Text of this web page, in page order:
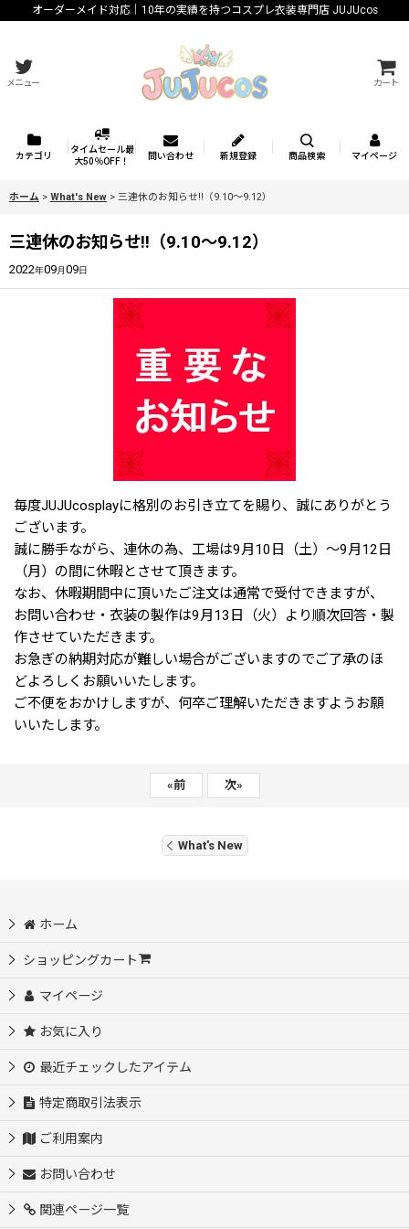
オーダーメイド対応｜10年の実績を持つコスプレ衣装専門店 JUJUcos
メニュー カート
カテゴリ
タイムセール最
大50％OFF！
問い合わせ 新規登録 商品検索 マイページ
ホーム > What's New > 三連休のお知らせ!!（9.10～9.12）
三連休のお知らせ!!（9.10～9.12）
2022年09月09日
毎度JUJUcosplayに格別のお引き立てを賜り、誠にありがとう
ございます。
誠に勝手ながら、連休の為、工場は9月10日（土）～9月12日
（月）の間に休暇とさせて頂きます。
なお、休暇期間中に頂いたご注文は通常で受付できますが、
お問い合わせ・衣装の製作は9月13日（火）より順次回答・製
作させていただきます。
お急ぎの納期対応が難しい場合がございますのでご了承のほ
どよろしくお願いいたします。
ご不便をおかけしますが、何卒ご理解いただきますようお願
いいたします。
«前 次»
What's New
ホーム
ショッピングカート
マイページ
お気に入り
最近チェックしたアイテム
特定商取引法表示
ご利用案内
お問い合わせ
関連ページ一覧